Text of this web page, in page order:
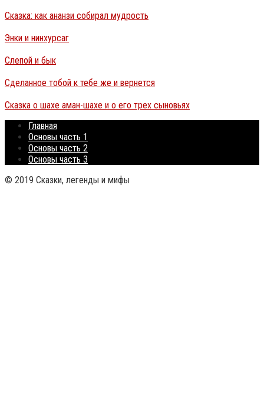
Сказка: как ананзи собирал мудрость
Энки и нинхурсаг
Слепой и бык
Сделанное тобой к тебе же и вернется
Сказка о шахе аман-шахе и о его трех сыновьях
Главная
Основы часть 1
Основы часть 2
Основы часть 3
© 2019 Сказки, легенды и мифы